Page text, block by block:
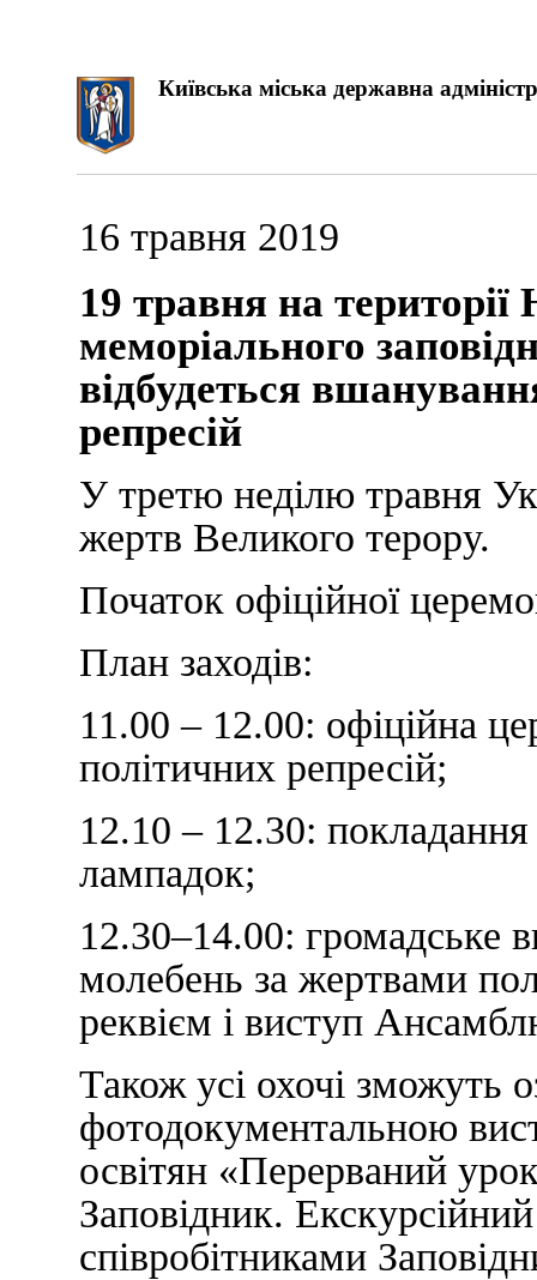
Київська міська державна
16 травня 2019
19 травня на
меморіального
відбудеться
репресій
У третю неділю травня
жертв Великого терору.
Початок офіційної
План заходів:
11.00 – 12.00: офіційна
політичних репресій;
12.10 – 12.30: покладання
лампадок;
12.30–14.00: громадське
молебень за жертвами
реквієм і виступ
Також усі охочі зможуть
фотодокументальною
освітян «Перерваний
Заповідник.
співробітниками